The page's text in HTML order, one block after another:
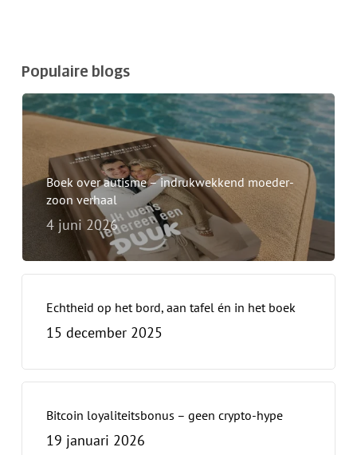
Populaire blogs
Boek over autisme – indrukwekkend moeder-
zoon verhaal
4 juni 2026
Echtheid op het bord, aan tafel én in het boek
15 december 2025
Bitcoin loyaliteitsbonus – geen crypto-hype
19 januari 2026